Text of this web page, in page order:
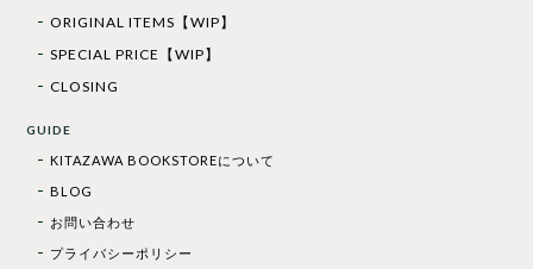
ORIGINAL ITEMS【WIP】
SPECIAL PRICE【WIP】
CLOSING
GUIDE
KITAZAWA BOOKSTOREについて
BLOG
お問い合わせ
プライバシーポリシー